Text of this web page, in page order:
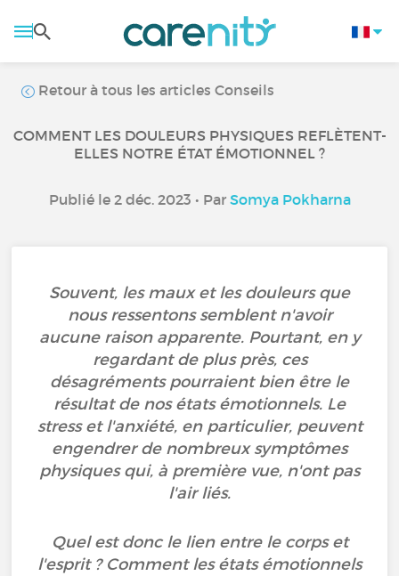
Retour à tous les articles Conseils
COMMENT LES DOULEURS PHYSIQUES REFLÈTENT-
ELLES NOTRE ÉTAT ÉMOTIONNEL ?
Publié le 2 déc. 2023 • Par Somya Pokharna
Souvent, les maux et les douleurs que
nous ressentons semblent n'avoir
aucune raison apparente. Pourtant, en y
regardant de plus près, ces
désagréments pourraient bien être le
résultat de nos états émotionnels. Le
stress et l'anxiété, en particulier, peuvent
engendrer de nombreux symptômes
physiques qui, à première vue, n'ont pas
l'air liés.
Quel est donc le lien entre le corps et
l'esprit ? Comment les états émotionnels